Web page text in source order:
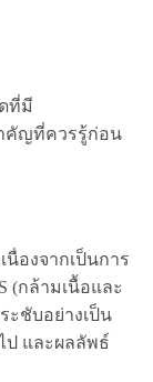
ที่มี
คัญที่ควรรู้ก่อน
เนื่องจากเป็นการ
(กล้ามเนื้อและ
ะชับอย่างเป็น
ป และผลลัพธ์